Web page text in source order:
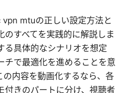
vpn mtuの正しい設定方法と
のすべてを実践的に解説しま
る具体的なシナリオを想定
チで最適化を進めることを意
の内容を動画化するなら、各
付きのパートに分け、視聴者